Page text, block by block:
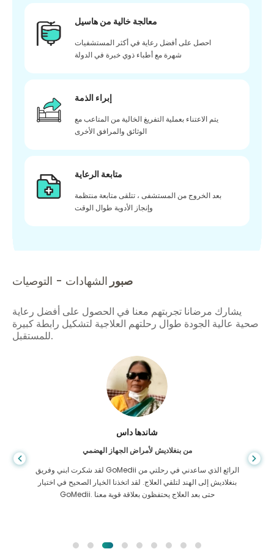
معالجة خالية من هاسيل
احصل على أفضل رعاية في أكثر المستشفيات
شهرة مع أطباء ذوي خبرة في الدولة
إبراء الذمة
يتم الاعتناء بعملية التفريغ الخالية من المتاعب مع
الوثائق والمرافق الأخرى
متابعة الرعاية
بعد الخروج من المستشفى ، تتلقى متابعة منتظمة
وإنجاز الأدوية طوال الوقت
صبور الشهادات - التوصيات
يشارك مرضانا تجربتهم معنا في الحصول على أفضل رعاية
صحية عالية الجودة طوال رحلتهم العلاجية لتشكيل رابطة كبيرة
للمستقبل.
شاندها داس
من بنغلاديش لأمراض الجهاز الهضمي
لقد شكرت ابني وفريق GoMedii الرائع الذي ساعدني في رحلتي من
بنغلاديش إلى الهند لتلقي العلاج. لقد اتخذنا الخيار الصحيح في اختيار
GoMedii. حتى بعد العلاج يحتفظون بعلاقة قوية معنا